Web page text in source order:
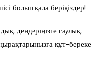
болып қала беріңіздер!
дендеріңізге саулық,
құт-береке